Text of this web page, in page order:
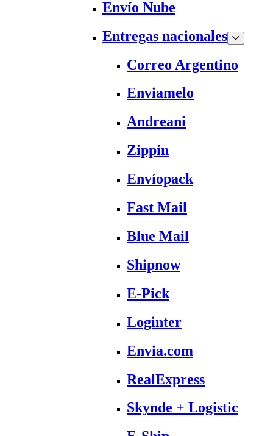
Envío Nube
Entregas nacionales
Correo Argentino
Enviamelo
Andreani
Zippin
Envíopack
Fast Mail
Blue Mail
Shipnow
E-Pick
Loginter
Envia.com
RealExpress
Skynde + Logistic